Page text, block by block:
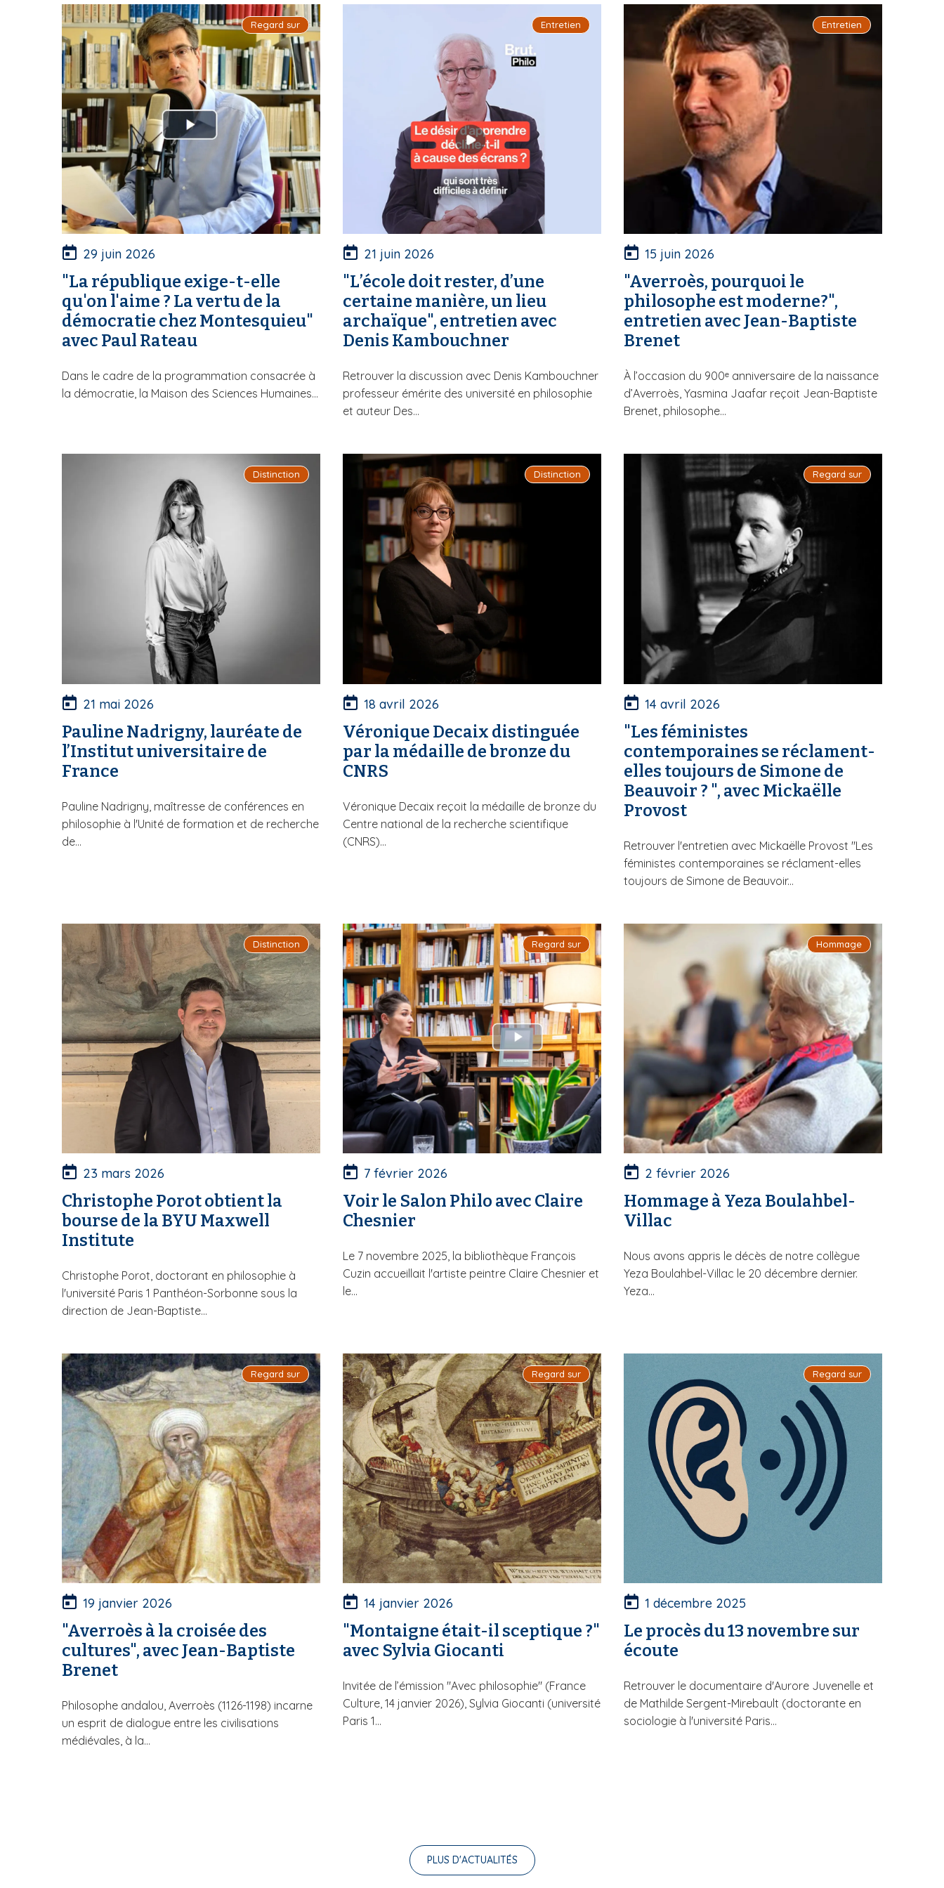
Regard sur
29 juin 2026
"La république exige-t-elle
qu'on l'aime ? La vertu de la
démocratie chez Montesquieu"
avec Paul Rateau
Dans le cadre de la programmation consacrée à
la démocratie, la Maison des Sciences Humaines...
Entretien
21 juin 2026
"L’école doit rester, d’une
certaine manière, un lieu
archaïque", entretien avec
Denis Kambouchner
Retrouver la discussion avec Denis Kambouchner
professeur émérite des université en philosophie
et auteur Des...
Entretien
15 juin 2026
"Averroès, pourquoi le
philosophe est moderne?",
entretien avec Jean-Baptiste
Brenet
À l’occasion du 900ᵉ anniversaire de la naissance
d’Averroès, Yasmina Jaafar reçoit Jean-Baptiste
Brenet, philosophe...
Distinction
21 mai 2026
Pauline Nadrigny, lauréate de
l’Institut universitaire de
France
Pauline Nadrigny, maîtresse de conférences en
philosophie à l'Unité de formation et de recherche
de...
Distinction
18 avril 2026
Véronique Decaix distinguée
par la médaille de bronze du
CNRS
Véronique Decaix reçoit la médaille de bronze du
Centre national de la recherche scientifique
(CNRS)...
Regard sur
14 avril 2026
"Les féministes
contemporaines se réclament-
elles toujours de Simone de
Beauvoir ? ", avec Mickaëlle
Provost
Retrouver l'entretien avec Mickaëlle Provost "Les
féministes contemporaines se réclament-elles
toujours de Simone de Beauvoir...
Distinction
23 mars 2026
Christophe Porot obtient la
bourse de la BYU Maxwell
Institute
Christophe Porot, doctorant en philosophie à
l'université Paris 1 Panthéon-Sorbonne sous la
direction de Jean-Baptiste...
Regard sur
7 février 2026
Voir le Salon Philo avec Claire
Chesnier
Le 7 novembre 2025, la bibliothèque François
Cuzin accueillait l'artiste peintre Claire Chesnier et
le...
Hommage
2 février 2026
Hommage à Yeza Boulahbel-
Villac
Nous avons appris le décès de notre collègue
Yeza Boulahbel-Villac le 20 décembre dernier.
Yeza...
Regard sur
19 janvier 2026
"Averroès à la croisée des
cultures", avec Jean-Baptiste
Brenet
Philosophe andalou, Averroès (1126-1198) incarne
un esprit de dialogue entre les civilisations
médiévales, à la...
Regard sur
14 janvier 2026
"Montaigne était-il sceptique ?"
avec Sylvia Giocanti
Invitée de l’émission "Avec philosophie" (France
Culture, 14 janvier 2026), Sylvia Giocanti (université
Paris 1...
Regard sur
1 décembre 2025
Le procès du 13 novembre sur
écoute
Retrouver le documentaire d'Aurore Juvenelle et
de Mathilde Sergent-Mirebault (doctorante en
sociologie à l'université Paris...
PLUS D'ACTUALITÉS